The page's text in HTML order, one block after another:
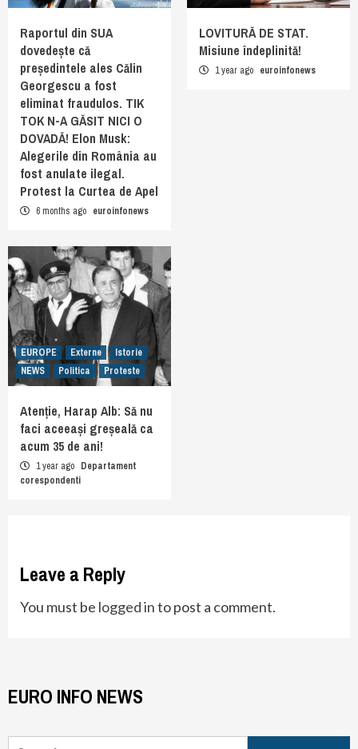
Raportul din SUA
dovedește că
președintele ales Călin
Georgescu a fost
eliminat fraudulos. TIK
TOK N-A GĂSIT NICI O
DOVADĂ! Elon Musk:
Alegerile din România au
fost anulate ilegal.
Protest la Curtea de Apel
6 months ago euroinfonews
LOVITURĂ DE STAT.
Misiune îndeplinită!
1 year ago euroinfonews
EUROPE Externe
Istorie
NEWS
Politica Proteste
Atenție, Harap Alb: Să nu
faci aceeași greșeală ca
acum 35 de ani!
1 year ago Departament
corespondenti
Leave a Reply
You must be logged into post a comment.
EURO INFO NEWS